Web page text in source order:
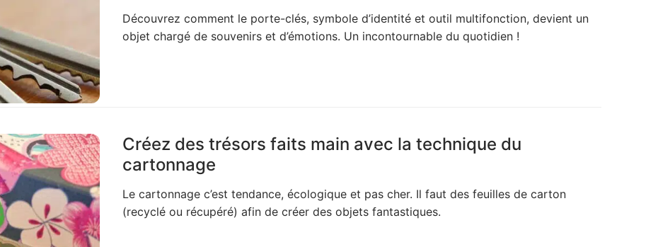
Découvrez comment le porte-clés, symbole d’identité et outil multifonction, devient un
objet chargé de souvenirs et d’émotions. Un incontournable du quotidien !
Créez des trésors faits main avec la technique du
cartonnage
Le cartonnage c’est tendance, écologique et pas cher. Il faut des feuilles de carton
(recyclé ou récupéré) afin de créer des objets fantastiques.